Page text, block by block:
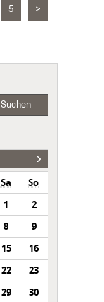
5 >
Suchen
Sa
So
1
2
8
9
15
16
22
23
29
30